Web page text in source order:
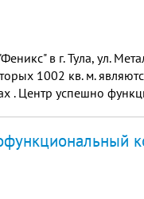
в г. Тула, ул.
1002 кв. м.
. Центр успешно